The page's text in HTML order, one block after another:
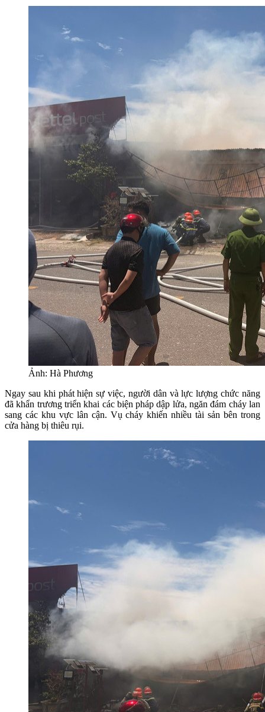
Ảnh: Hà Phương
Ngay sau khi phát hiện sự việc, người dân và lực lượng chức năng
đã khẩn trương triển khai các biện pháp dập lửa, ngăn đám cháy lan
sang các khu vực lân cận. Vụ cháy khiến nhiều tài sản bên trong
cửa hàng bị thiêu rụi.